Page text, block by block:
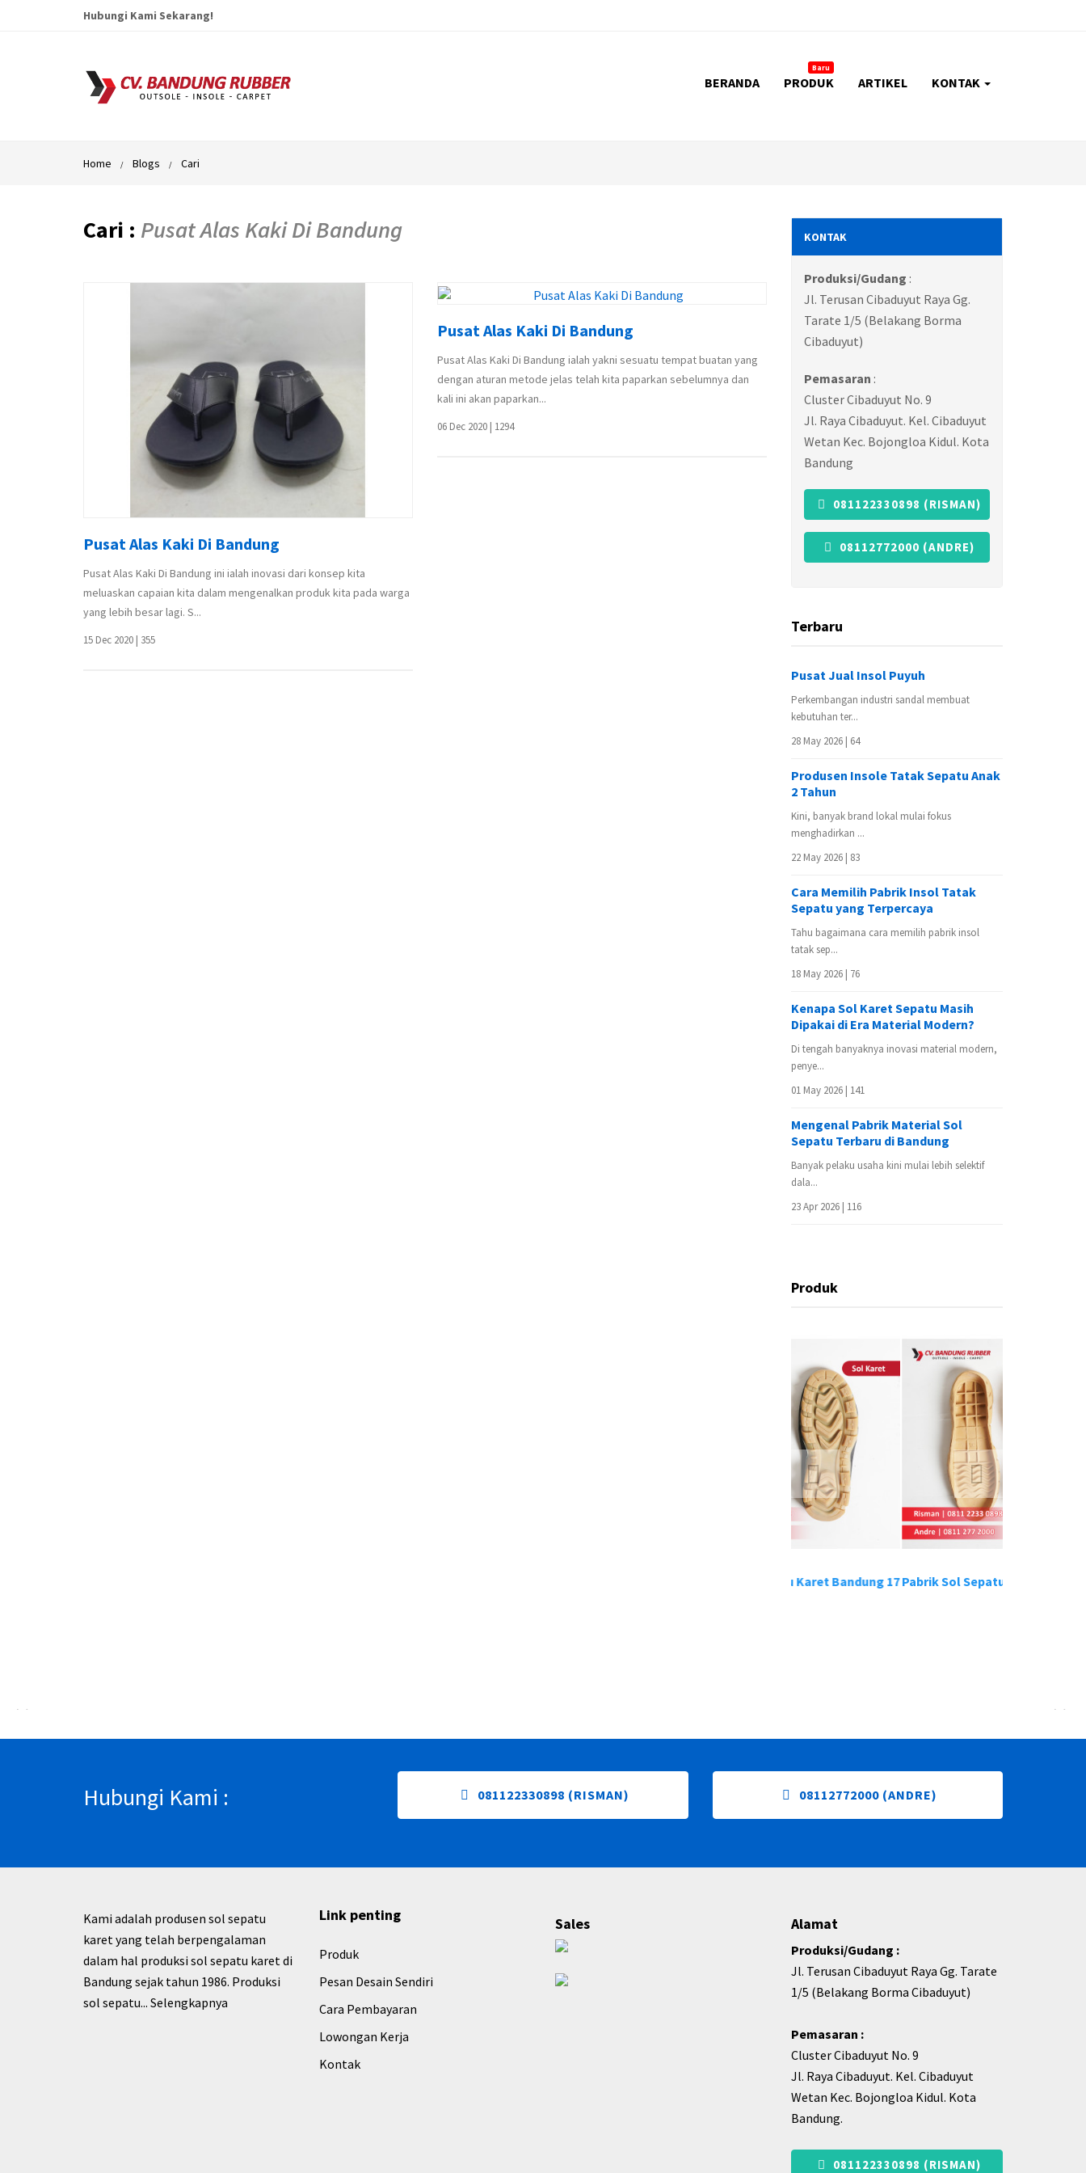
Hubungi Kami Sekarang!
BERANDA PRODUK
Baru
ARTIKEL KONTAK
Home Blogs Cari
Cari : Pusat Alas Kaki Di Bandung
Pusat Alas Kaki Di Bandung
Pusat Alas Kaki Di Bandung ini ialah inovasi dari konsep kita
meluaskan capaian kita dalam mengenalkan produk kita pada warga
yang lebih besar lagi. S...
15 Dec 2020 | 355
Pusat Alas Kaki Di Bandung
Pusat Alas Kaki Di Bandung ialah yakni sesuatu tempat buatan yang
dengan aturan metode jelas telah kita paparkan sebelumnya dan
kali ini akan paparkan...
06 Dec 2020 | 1294
KONTAK
Produksi/Gudang :
Jl. Terusan Cibaduyut Raya Gg.
Tarate 1/5 (Belakang Borma
Cibaduyut)
Pemasaran :
Cluster Cibaduyut No. 9
Jl. Raya Cibaduyut. Kel. Cibaduyut
Wetan Kec. Bojongloa Kidul. Kota
Bandung
081122330898 (RISMAN)
08112772000 (ANDRE)
Terbaru
Pusat Jual Insol Puyuh
Perkembangan industri sandal membuat
kebutuhan ter...
28 May 2026 | 64
Produsen Insole Tatak Sepatu Anak
2 Tahun
Kini, banyak brand lokal mulai fokus
menghadirkan ...
22 May 2026 | 83
Cara Memilih Pabrik Insol Tatak
Sepatu yang Terpercaya
Tahu bagaimana cara memilih pabrik insol
tatak sep...
18 May 2026 | 76
Kenapa Sol Karet Sepatu Masih
Dipakai di Era Material Modern?
Di tengah banyaknya inovasi material modern,
penye...
01 May 2026 | 141
Mengenal Pabrik Material Sol
Sepatu Terbaru di Bandung
Banyak pelaku usaha kini mulai lebih selektif
dala...
23 Apr 2026 | 116
Produk
Pabrik Sol Sepatu Karet Bandung 17Pabrik Sol Sepatu Karet Bandung 19
Hubungi Kami : 081122330898 (RISMAN) 08112772000 (ANDRE)
Kami adalah produsen sol sepatu
karet yang telah berpengalaman
dalam hal produksi sol sepatu karet di
Bandung sejak tahun 1986. Produksi
sol sepatu... Selengkapnya
Link penting
Produk
Pesan Desain Sendiri
Cara Pembayaran
Lowongan Kerja
Kontak
Sales Alamat
Produksi/Gudang :
Jl. Terusan Cibaduyut Raya Gg. Tarate
1/5 (Belakang Borma Cibaduyut)
Pemasaran :
Cluster Cibaduyut No. 9
Jl. Raya Cibaduyut. Kel. Cibaduyut
Wetan Kec. Bojongloa Kidul. Kota
Bandung.
081122330898 (RISMAN)